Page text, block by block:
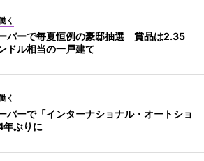
く
バーで毎夏恒例の豪邸抽選 賞品は2.35
ドル相当の一戸建て
く
バーで「インターナショナル・オートショ
ぶりに